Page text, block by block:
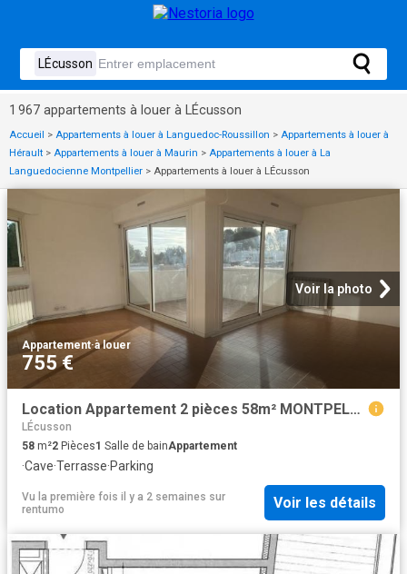
1 967 appartements à louer à LÉcusson
Accueil > Appartements à louer à Languedoc-Roussillon > Appartements à louer à
Hérault > Appartements à louer à Maurin > Appartements à louer à La
Languedocienne Montpellier > Appartements à louer à LÉcusson
Voir la photo
Appartement·à louer
755 €
Location Appartement 2 pièces 58m² MONTPELLIER 34080
LÉcusson
58 m²2 Pièces1 Salle de bainAppartement
·Cave·Terrasse·Parking
Vu la première fois il y a 2 semaines sur
rentumo
Voir les détails